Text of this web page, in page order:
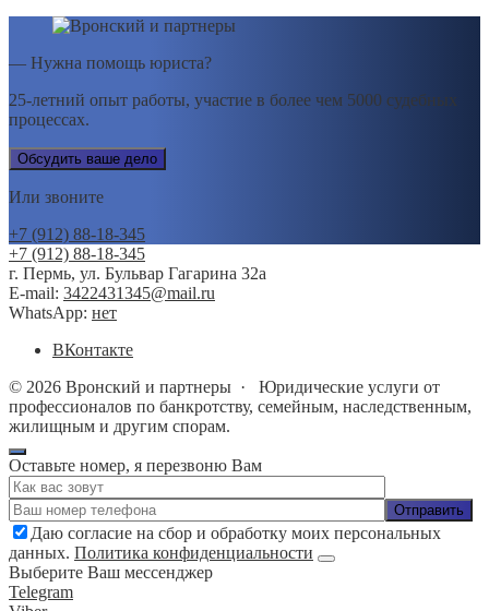
— Нужна помощь юриста?
25-летний опыт работы, участие в более чем 5000 судебных
процессах.
Обсудить ваше дело
Или звоните
+7 (912) 88-18-345
+7 (912) 88-18-345
г. Пермь, ул. Бульвар Гагарина 32а
E-mail: 3422431345@mail.ru
WhatsApp: нет
BКонтакте
© 2026 Вронский и партнеры · Юридические услуги от
профессионалов по банкротству, семейным, наследственным,
жилищным и другим спорам.
Оставьте номер, я перезвоню Вам
Даю согласие на сбор и обработку моих персональных
данных. Политика конфиденциальности
Выберите Ваш мессенджер
Telegram